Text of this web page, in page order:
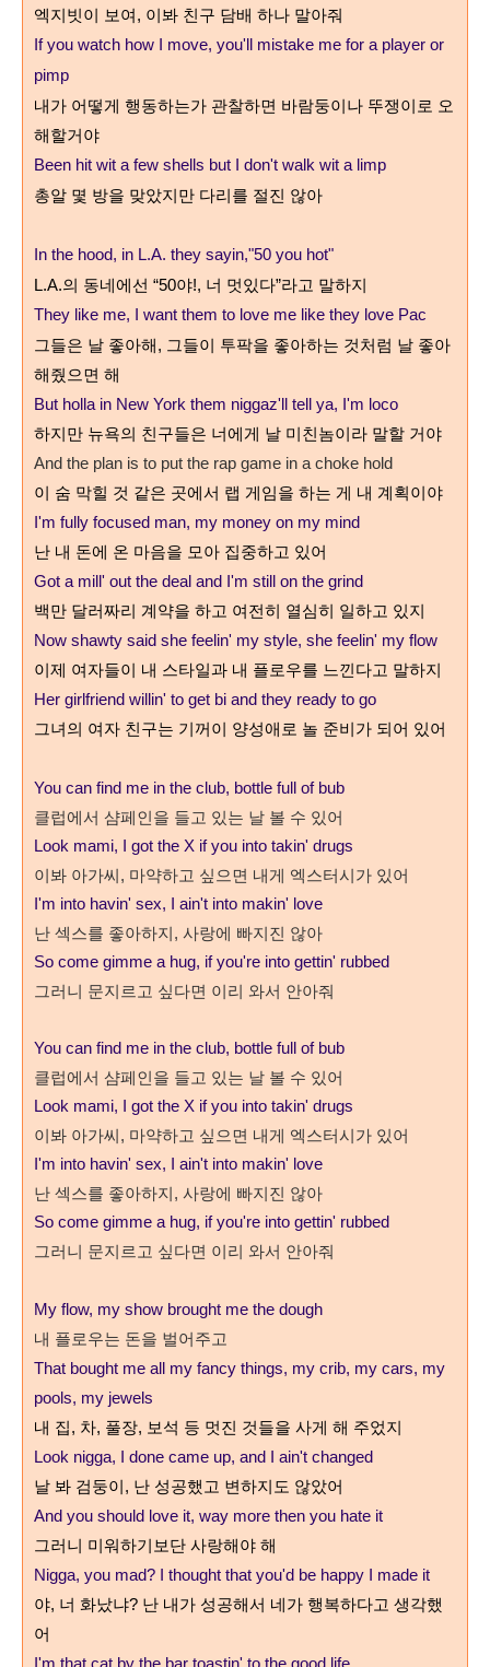
엑지빗이 보여 , 이봐 친구 담배 하나 말아줘
If you watch how I move, you'll mistake me for a player or
pimp
내가 어떻게 행동하는가 관찰하면 바람둥이나 뚜쟁이로 오
해할거야
Been hit wit a few shells but I don't walk wit a limp
총알 몇 방을 맞았지만 다리를 절진 않아
In the hood, in L.A. they sayin,"50 you hot"
L.A.의 동네에선 “50야!, 너 멋있다”라고 말하지
They like me, I want them to love me like they love Pac
그들은 날 좋아해 , 그들이 투팍을 좋아하는 것처럼 날 좋아
해줬으면 해
But holla in New York them niggaz'll tell ya, I'm loco
하지만 뉴욕의 친구들은 너에게 날 미친놈이라 말할 거야
And the plan is to put the rap game in a choke hold
이 숨 막힐 것 같은 곳에서 랩 게임을 하는 게 내 계획이야
I'm fully focused man, my money on my mind
난 내 돈에 온 마음을 모아 집중하고 있어
Got a mill' out the deal and I'm still on the grind
백만 달러짜리 계약을 하고 여전히 열심히 일하고 있지
Now shawty said she feelin' my style, she feelin' my flow
이제 여자들이 내 스타일과 내 플로우를 느낀다고 말하지
Her girlfriend willin' to get bi and they ready to go
그녀의 여자 친구는 기꺼이 양성애로 놀 준비가 되어 있어
You can find me in the club, bottle full of bub
클럽에서 샴페인을 들고 있는 날 볼 수 있어
Look mami, I got the X if you into takin' drugs
이봐 아가씨 , 마약하고 싶으면 내게 엑스터시가 있어
I'm into havin' sex, I ain't into makin' love
난 섹스를 좋아하지, 사랑에 빠지진 않아
So come gimme a hug, if you're into gettin' rubbed
그러니 문지르고 싶다면 이리 와서 안아줘
You can find me in the club, bottle full of bub
클럽에서 샴페인을 들고 있는 날 볼 수 있어
Look mami, I got the X if you into takin' drugs
이봐 아가씨 , 마약하고 싶으면 내게 엑스터시가 있어
I'm into havin' sex, I ain't into makin' love
난 섹스를 좋아하지, 사랑에 빠지진 않아
So come gimme a hug, if you're into gettin' rubbed
그러니 문지르고 싶다면 이리 와서 안아줘
My flow, my show brought me the dough
내 플로우는 돈을 벌어주고
That bought me all my fancy things, my crib, my cars, my
pools, my jewels
내 집, 차, 풀장, 보석 등 멋진 것들을 사게 해 주었지
Look nigga, I done came up, and I ain't changed
날 봐 검둥이 , 난 성공했고 변하지도 않았어
And you should love it, way more then you hate it
그러니 미워하기보단 사랑해야 해
Nigga, you mad? I thought that you'd be happy I made it
야, 너 화났냐? 난 내가 성공해서 네가 행복하다고 생각했
어